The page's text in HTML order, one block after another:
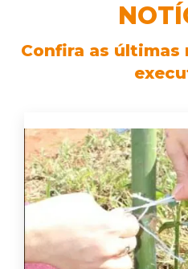
Confira as